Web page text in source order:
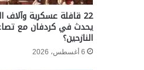
22 قافلة عسكرية وآلاف
يحدث في كردفان مع
النازحين؟
6 أغسطس، 2026